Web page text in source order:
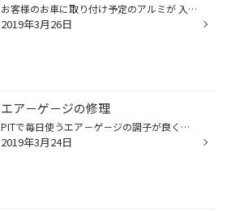
お客様のお車に取り付け予定のアルミが 入荷いたしました。新色・ニューカラー(*´▽｀*) ストロング ガンメタです。
2019年3月26日
エア－ゲ－ジの修理
PITで毎日使うエア－ゲ－ジの調子が良くないので、 バラして修理しました。 レバ－を握ってもタンク内のエア－が充分に出てこない状態でした。 この部品が摩耗してたのが原因でした。 長年にわたって使用するとかなり摩耗するんですね。 同じモノが無いので、ボルトナットで代用して修理完了です。 ...
2019年3月24日